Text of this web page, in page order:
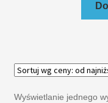
Wyświetlanie jednego